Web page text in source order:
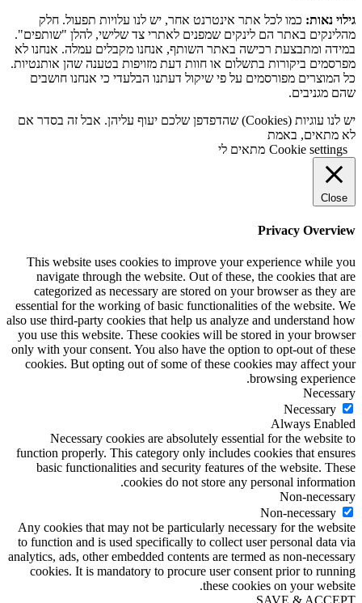
גילוי נאות: כמו לכל אתר אינטרנט אחר, יש לנו עלויות תפעול. חלק
מהלינקים באתר הם לינקים שמפנים לאתרי צד שלישי, להלן "שותפים".
במידה ומתבצעת רכישה באתר השותף, אנחנו מקבלים עמלה. אנחנו לא
מפרסמים ביקורות בתשלום או חוות דעת מזויפות בטענה שהן אותנטיות.
כל המוצרים מפורסמים על פי שיקול דעתנו הבלעדי כי אנחנו חושבים
שהם מגניבים.
יש לנו עוגיות (Cookies) שהדפדפן שלכם יעוף עליהן. אבל זה בסדר אם
לא מתאים, באמת
Cookie settings מתאים לי
Close
Privacy Overview
This website uses cookies to improve your experience while you
navigate through the website. Out of these, the cookies that are
categorized as necessary are stored on your browser as they are
essential for the working of basic functionalities of the website. We
also use third-party cookies that help us analyze and understand how
you use this website. These cookies will be stored in your browser
only with your consent. You also have the option to opt-out of these
cookies. But opting out of some of these cookies may affect your
browsing experience.
Necessary
Necessary
Always Enabled
Necessary cookies are absolutely essential for the website to
function properly. This category only includes cookies that ensures
basic functionalities and security features of the website. These
cookies do not store any personal information.
Non-necessary
Non-necessary
Any cookies that may not be particularly necessary for the website
to function and is used specifically to collect user personal data via
analytics, ads, other embedded contents are termed as non-necessary
cookies. It is mandatory to procure user consent prior to running
these cookies on your website.
SAVE & ACCEPT